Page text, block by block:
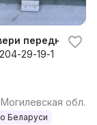
1998 г.
передней
29-19-1
обл.
Беларуси